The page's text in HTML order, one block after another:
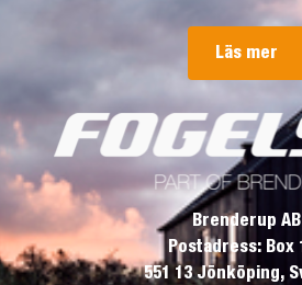
Läs mer
Brenderup AB
Postadress: Box
551 13 Jönköping,